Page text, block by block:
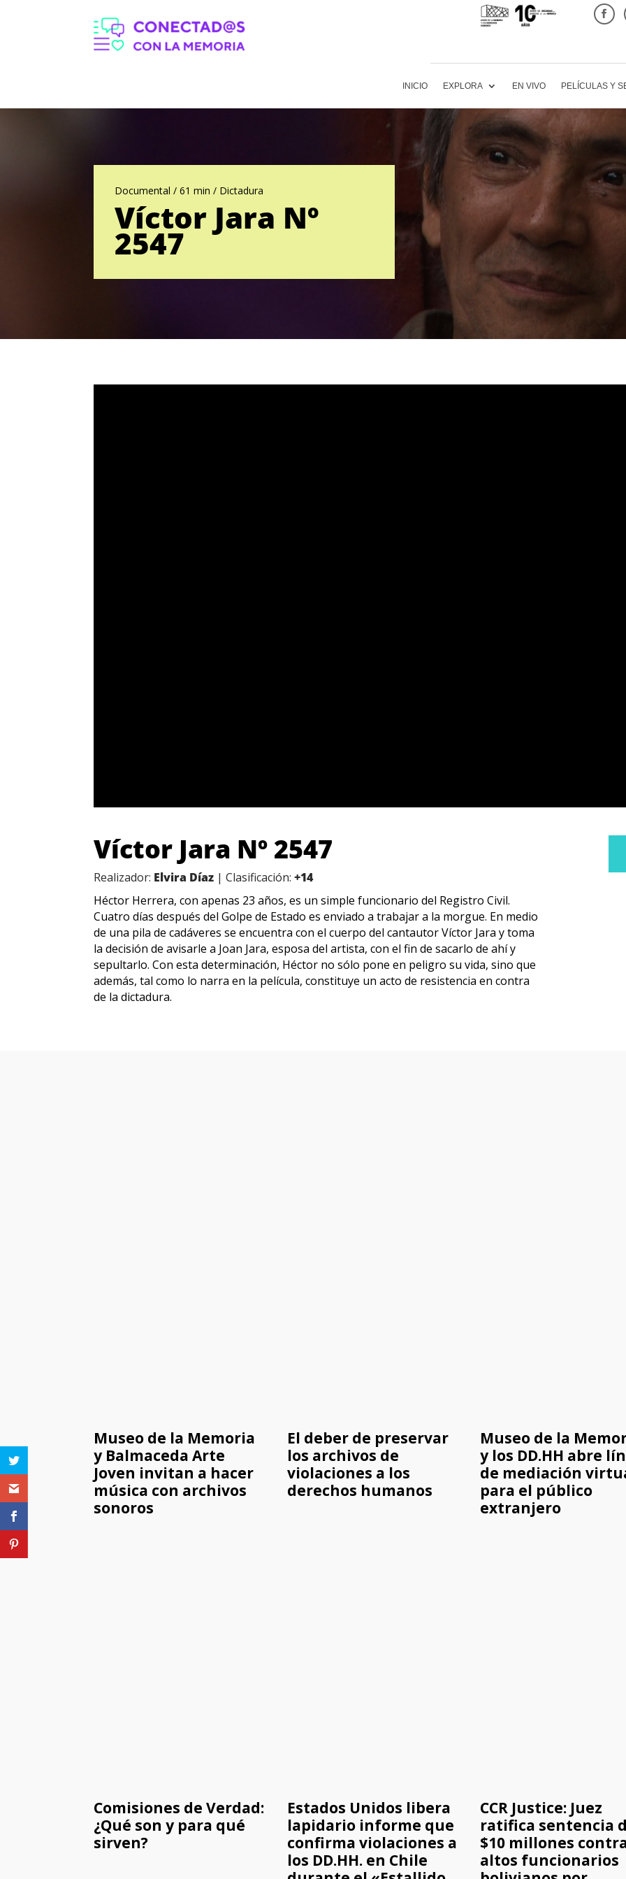
INICIO EXPLORA EN VIVO PELÍCULAS Y
Documental / 61 min / Dictadura
Víctor Jara Nº
2547
Víctor Jara Nº 2547
Realizador: Elvira Díaz | Clasificación:+14
Héctor Herrera, con apenas 23 años, es un simple funcionario del Registro Civil.
Cuatro días después del Golpe de Estado es enviado a trabajar a la morgue. En medio
de una pila de cadáveres se encuentra con el cuerpo del cantautor Víctor Jara y toma
la decisión de avisarle a Joan Jara, esposa del artista, con el fin de sacarlo de ahí y
sepultarlo. Con esta determinación, Héctor no sólo pone en peligro su vida, sino que
además, tal como lo narra en la película, constituye un acto de resistencia en contra
de la dictadura.
Museo de la Memoria
y Balmaceda Arte
Joven invitan a hacer
música con archivos
sonoros
El deber de preservar
los archivos de
violaciones a los
derechos humanos
Museo de la
y los DD.HH abre
de mediación
para el público
extranjero
Comisiones de Verdad:
¿Qué son y para qué
sirven?
Estados Unidos libera
lapidario informe que
confirma violaciones a
los DD.HH. en Chile
CCR Justice: Juez
ratifica sentencia
$10 millones
altos funcionarios